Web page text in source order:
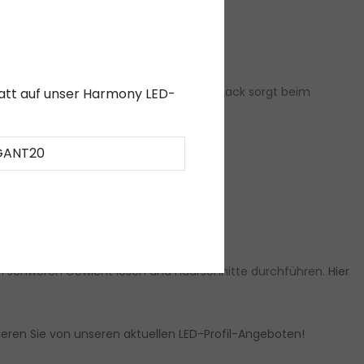
geeignet. Dieser opal-/milchweiße Lack sorgt beim
schweren Gewicht lösen und Haarschnitte durchführen. Hier
Sie von unseren aktuellen LED-Profil-Angeboten!
auf unser Harmony LED-